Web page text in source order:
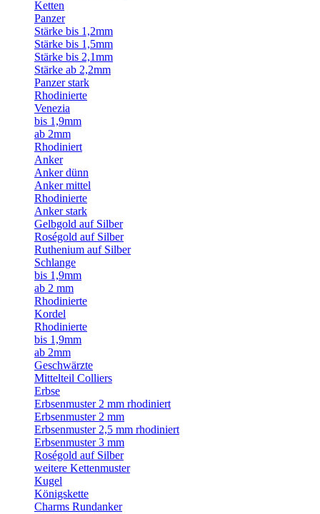
Ketten
Panzer
Stärke bis 1,2mm
Stärke bis 1,5mm
Stärke bis 2,1mm
Stärke ab 2,2mm
Panzer stark
Rhodinierte
Venezia
bis 1,9mm
ab 2mm
Rhodiniert
Anker
Anker dünn
Anker mittel
Rhodinierte
Anker stark
Gelbgold auf Silber
Roségold auf Silber
Ruthenium auf Silber
Schlange
bis 1,9mm
ab 2 mm
Rhodinierte
Kordel
Rhodinierte
bis 1,9mm
ab 2mm
Geschwärzte
Mittelteil Colliers
Erbse
Erbsenmuster 2 mm rhodiniert
Erbsenmuster 2 mm
Erbsenmuster 2,5 mm rhodiniert
Erbsenmuster 3 mm
Roségold auf Silber
weitere Kettenmuster
Kugel
Königskette
Charms Rundanker